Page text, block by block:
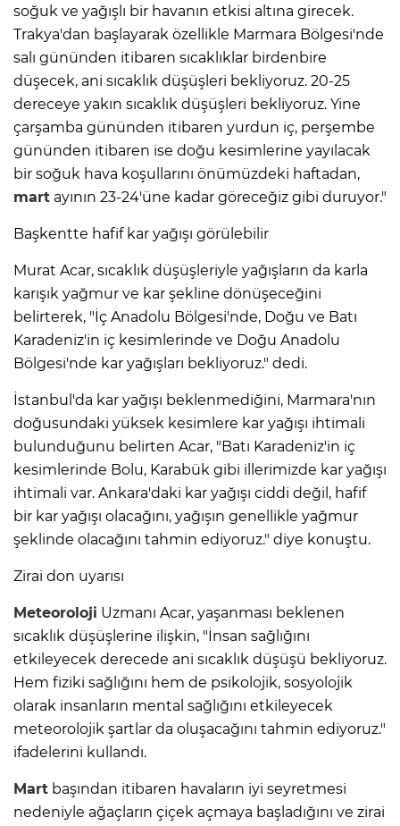
soğuk ve yağışlı bir havanın etkisi altına girecek.
Trakya'dan başlayarak özellikle Marmara Bölgesi'nde
salı gününden itibaren sıcaklıklar birdenbire
düşecek, ani sıcaklık düşüşleri bekliyoruz. 20-25
dereceye yakın sıcaklık düşüşleri bekliyoruz. Yine
çarşamba gününden itibaren yurdun iç, perşembe
gününden itibaren ise doğu kesimlerine yayılacak
bir soğuk hava koşullarını önümüzdeki haftadan,
mart ayının 23-24'üne kadar göreceğiz gibi duruyor."
Başkentte hafif kar yağışı görülebilir
Murat Acar, sıcaklık düşüşleriyle yağışların da karla
karışık yağmur ve kar şekline dönüşeceğini
belirterek, "İç Anadolu Bölgesi'nde, Doğu ve Batı
Karadeniz'in iç kesimlerinde ve Doğu Anadolu
Bölgesi'nde kar yağışları bekliyoruz." dedi.
İstanbul'da kar yağışı beklenmediğini, Marmara'nın
doğusundaki yüksek kesimlere kar yağışı ihtimali
bulunduğunu belirten Acar, "Batı Karadeniz'in iç
kesimlerinde Bolu, Karabük gibi illerimizde kar yağışı
ihtimali var. Ankara'daki kar yağışı ciddi değil, hafif
bir kar yağışı olacağını, yağışın genellikle yağmur
şeklinde olacağını tahmin ediyoruz." diye konuştu.
Zirai don uyarısı
Meteoroloji Uzmanı Acar, yaşanması beklenen
sıcaklık düşüşlerine ilişkin, "İnsan sağlığını
etkileyecek derecede ani sıcaklık düşüşü bekliyoruz.
Hem fiziki sağlığını hem de psikolojik, sosyolojik
olarak insanların mental sağlığını etkileyecek
meteorolojik şartlar da oluşacağını tahmin ediyoruz."
ifadelerini kullandı.
Mart başından itibaren havaların iyi seyretmesi
nedeniyle ağaçların çiçek açmaya başladığını ve zirai